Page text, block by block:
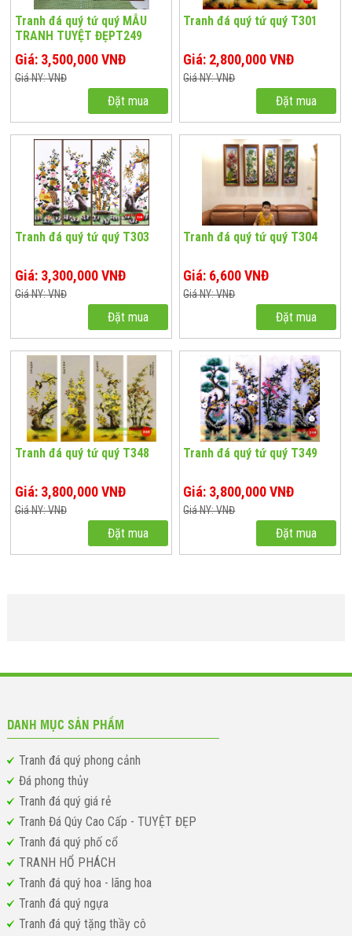
Tranh đá quý tứ quý MẪU
TRANH TUYỆT ĐẸPT249
Giá: 3,500,000 VNĐ
Giá NY: VNĐ
Đặt mua
Tranh đá quý tứ quý T301
Giá: 2,800,000 VNĐ
Giá NY: VNĐ
Đặt mua
Tranh đá quý tứ quý T303
Giá: 3,300,000 VNĐ
Giá NY: VNĐ
Đặt mua
Tranh đá quý tứ quý T304
Giá: 6,600 VNĐ
Giá NY: VNĐ
Đặt mua
Tranh đá quý tứ quý T348
Giá: 3,800,000 VNĐ
Giá NY: VNĐ
Đặt mua
Tranh đá quý tứ quý T349
Giá: 3,800,000 VNĐ
Giá NY: VNĐ
Đặt mua
DANH MỤC SẢN PHẨM
Tranh đá quý phong cảnh
Đá phong thủy
Tranh đá quý giá rẻ
Tranh Đá Qúy Cao Cấp - TUYỆT ĐẸP
Tranh đá quý phố cổ
TRANH HỔ PHÁCH
Tranh đá quý hoa - lãng hoa
Tranh đá quý ngựa
Tranh đá quý tặng thầy cô